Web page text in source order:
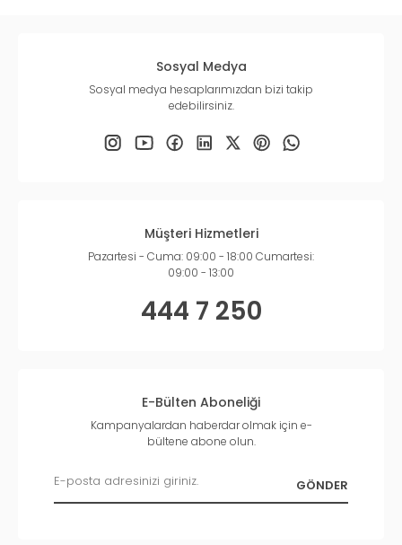
Sosyal Medya
Sosyal medya hesaplarımızdan bizi takip
edebilirsiniz.
Müşteri Hizmetleri
Pazartesi - Cuma: 09:00 - 18:00 Cumartesi:
09:00 - 13:00
444 7 250
E-Bülten Aboneliği
Kampanyalardan haberdar olmak için e-
bültene abone olun.